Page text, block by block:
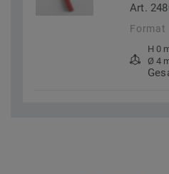
Art.
Format
H 0
Ø 4